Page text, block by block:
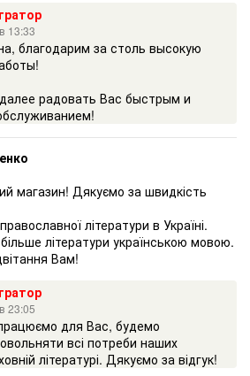
13:33
благодарим за столь высокую
радовать Вас быстрым и
магазин! Дякуємо за швидкість
літератури в Україні.
літератури українською мовою.
Вам!
23:05
для Вас, будемо
всі потреби наших
літературі. Дякуємо за відгук!